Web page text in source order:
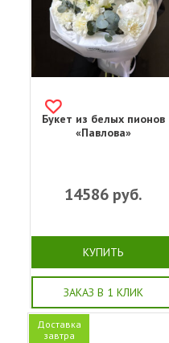
Букет из белых пионов
«Павлова»
14586руб.
КУПИТЬ
ЗАКАЗ В 1 КЛИК
Доставка
завтра